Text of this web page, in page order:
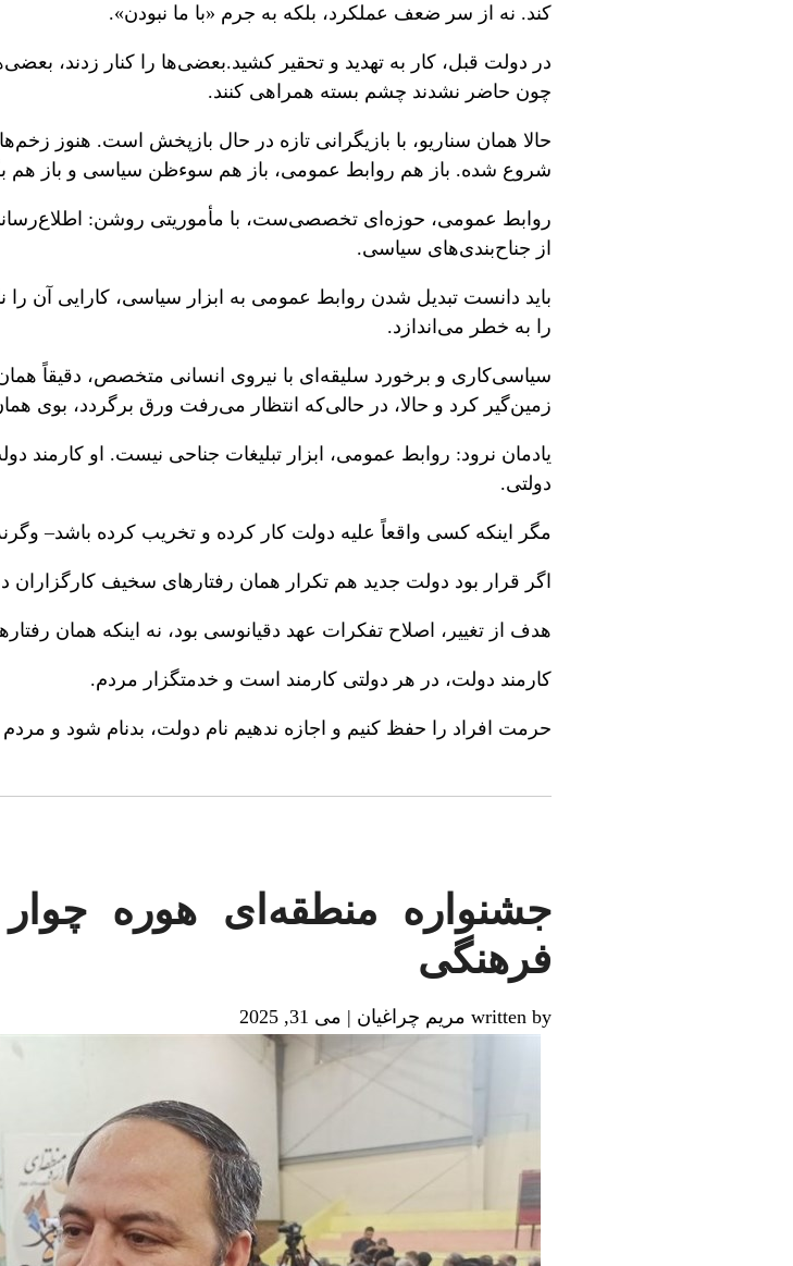
کند. نه از سر ضعف عملکرد، بلکه به جرم «با ما نبودن».
در دولت قبل، کار به تهدید و تحقیر کشید.بعضی‌ها را کنار زدند،
چون حاضر نشدند چشم بسته همراهی کنند.
حالا همان سناریو، با بازیگرانی تازه در حال بازپخش است. هنوز
شروع شده. باز هم روابط عمومی، باز هم سوءظن سیاسی و باز هم
روابط عمومی، حوزه‌ای تخصصی‌ست، با مأموریتی روشن: اطلاع‌رسانی،
از جناح‌بندی‌های سیاسی.
باید دانست تبدیل شدن روابط عمومی به ابزار سیاسی، کارایی آن
را به خطر می‌اندازد.
سیاسی‌کاری و برخورد سلیقه‌ای با نیروی انسانی متخصص، دقیقاً
زمین‌گیر کرد و حالا، در حالی‌که انتظار می‌رفت ورق برگردد،
یادمان نرود: روابط عمومی، ابزار تبلیغات جناحی نیست. او
دولتی.
مگر اینکه کسی واقعاً علیه دولت کار کرده و تخریب کرده باشد–
اگر قرار بود دولت جدید هم تکرار همان رفتارهای سخیف
هدف از تغییر، اصلاح تفکرات عهد دقیانوسی بود، نه اینکه همان
کارمند دولت، در هر دولتی کارمند است و خدمتگزار مردم.
حرمت افراد را حفظ کنیم و اجازه ندهیم نام دولت، بدنام شود و
جشنواره منطقه‌ای هوره
فرهنگی
written by مریم چراغیان | می 31, 2025